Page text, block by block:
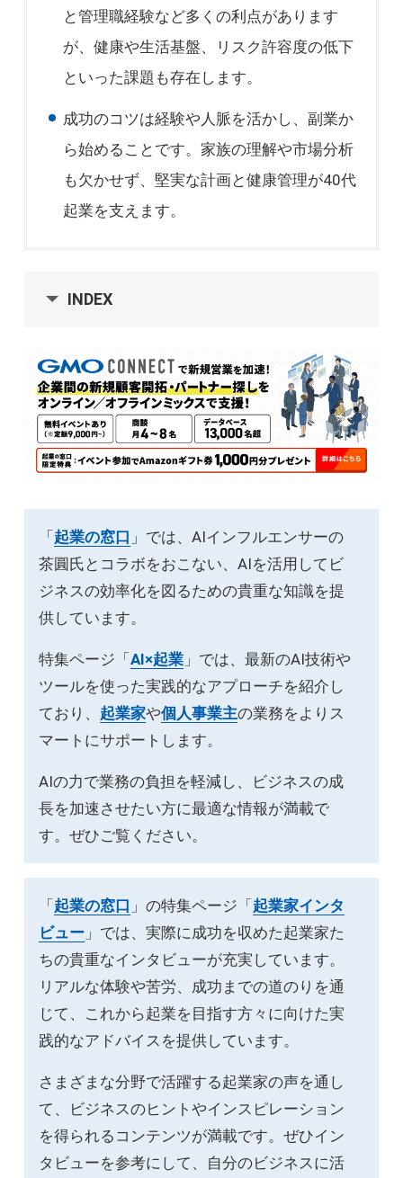
と管理職経験など多くの利点があります
が、健康や生活基盤、リスク許容度の低下
といった課題も存在します。
成功のコツは経験や人脈を活かし、副業か
ら始めることです。家族の理解や市場分析
も欠かせず、堅実な計画と健康管理が40代
起業を支えます。
INDEX
「 起業の窓口 」では、AIインフルエンサーの
茶圓氏とコラボをおこない、AIを活用してビ
ジネスの効率化を図るための貴重な知識を提
供しています。
特集ページ「 AI×起業」では、最新のAI技術や
ツールを使った実践的なアプローチを紹介し
ており、 起業家や個人事業主の業務をよりス
マートにサポートします。
AIの力で業務の負担を軽減し、ビジネスの成
長を加速させたい方に最適な情報が満載で
す。ぜひご覧ください。
「 起業の窓口 」の特集ページ「 起業家インタ
ビュー」では、実際に成功を収めた起業家た
ちの貴重なインタビューが充実しています。
リアルな体験や苦労、成功までの道のりを通
じて、これから起業を目指す方々に向けた実
践的なアドバイスを提供しています。
さまざまな分野で活躍する起業家の声を通し
て、ビジネスのヒントやインスピレーション
を得られるコンテンツが満載です。ぜひイン
タビューを参考にして、自分のビジネスに活